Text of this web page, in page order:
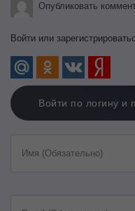
Опубликовать
Войти или
Войти по логину и
Имя (Обязательно)